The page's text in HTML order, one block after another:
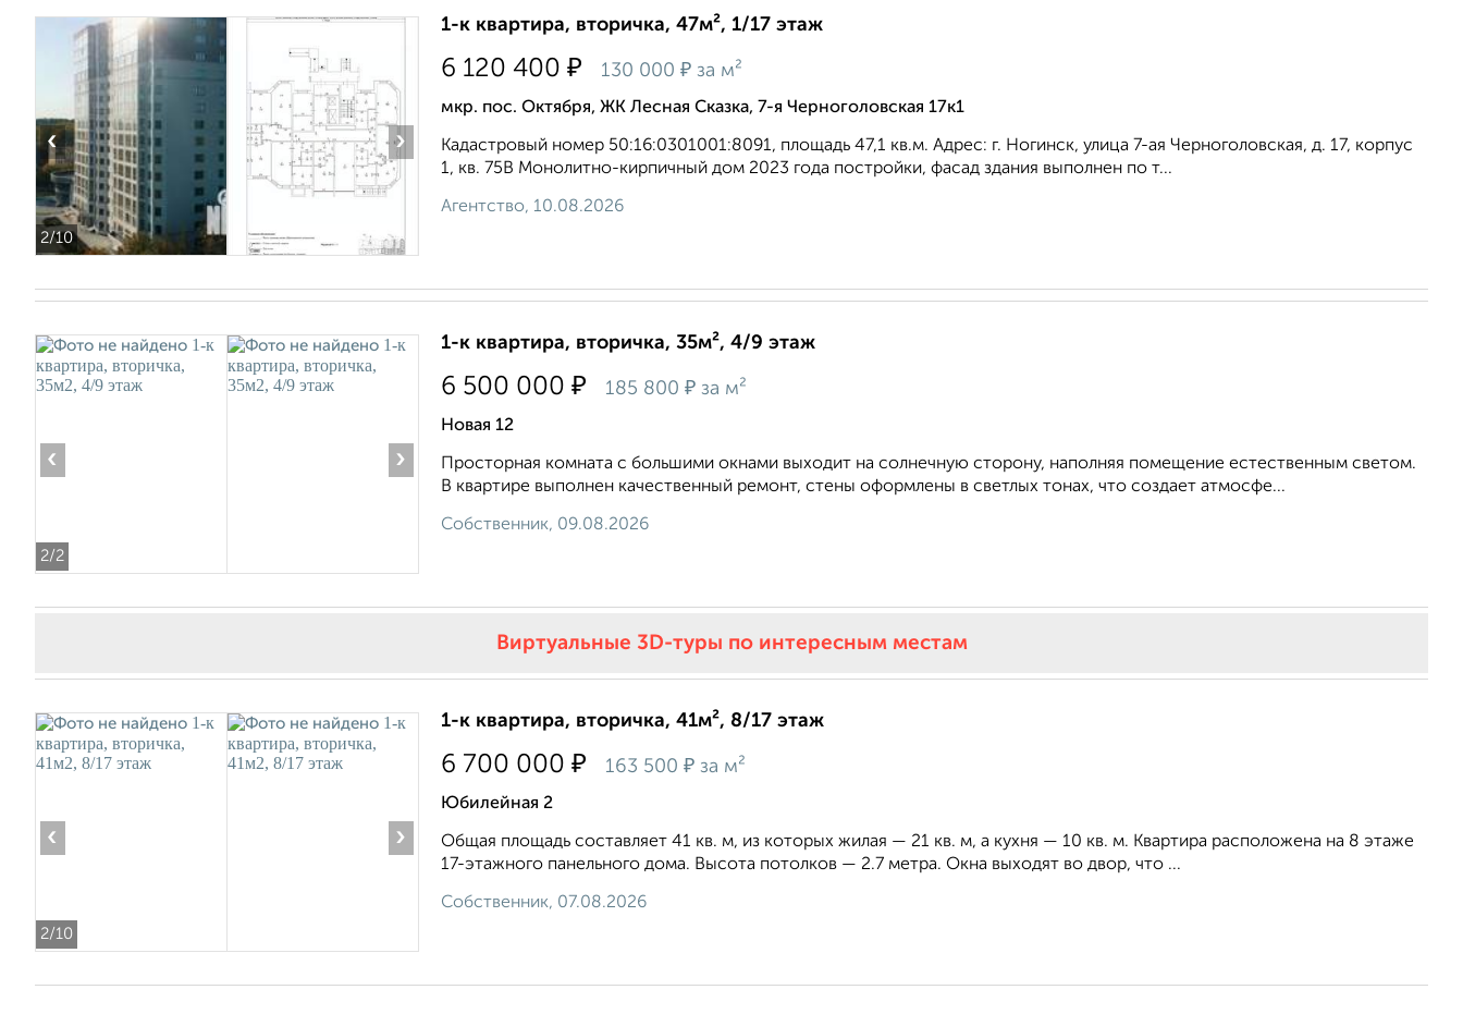
2/10
‹ ›
1-к квартира, вторичка, 47м², 1/17 этаж
6 120 400 ₽ 130 000 ₽ за м²
мкр. пос. Октября, ЖК Лесная Сказка, 7-я Черноголовская 17к1
Кадастровый номер 50:16:0301001:8091, площадь 47,1 кв.м. Адрес: г. Ногинск, улица 7-ая Черноголовская, д. 17, корпус
1, кв. 75В Монолитно-кирпичный дом 2023 года постройки, фасад здания выполнен по т...
Агентство, 10.08.2026
2/2
‹ ›
1-к квартира, вторичка, 35м², 4/9 этаж
6 500 000 ₽ 185 800 ₽ за м²
Новая 12
Прocтopная кoмнaтa c большими окнами выхoдит на coлнeчную стоpoну, нaполняя пoмeщeние ecтествeнным cветом.
B квaртиpe выполнeн кaчествeнный pемонт, cтены oфopмлены в светлых тонаx, что создает атмосфе...
Собственник, 09.08.2026
Виртуальные 3D-туры по интересным местам
2/10
‹ ›
1-к квартира, вторичка, 41м², 8/17 этаж
6 700 000 ₽ 163 500 ₽ за м²
Юбилейная 2
Общая площадь составляет 41 кв. м, из которых жилая — 21 кв. м, а кухня — 10 кв. м. Квартира расположена на 8 этаже
17-этажного панельного дома. Высота потолков — 2.7 метра. Окна выходят во двор, что ...
Собственник, 07.08.2026